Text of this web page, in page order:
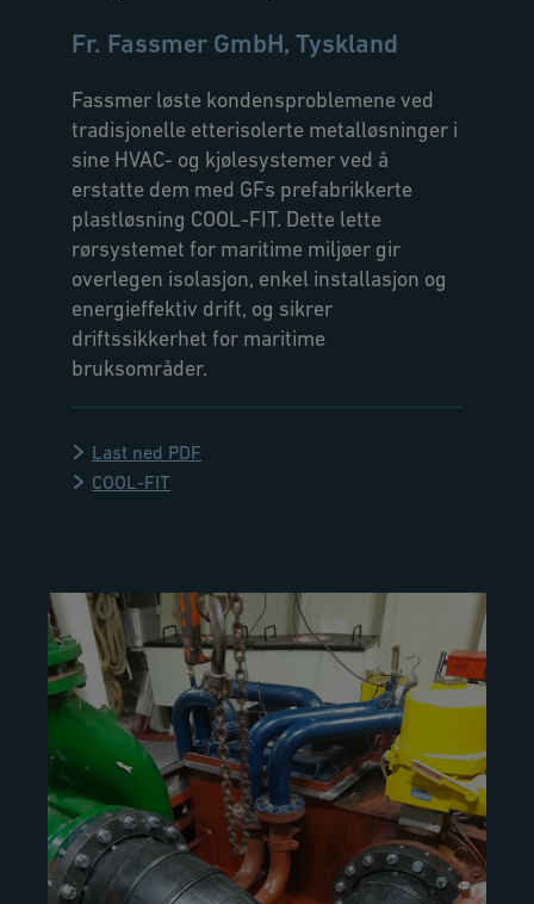
Fr. Fassmer GmbH, Tyskland
Fassmer løste kondensproblemene ved
tradisjonelle etterisolerte metalløsninger i
sine HVAC- og kjølesystemer ved å
erstatte dem med GFs prefabrikkerte
plastløsning COOL-FIT. Dette lette
rørsystemet for maritime miljøer gir
overlegen isolasjon, enkel installasjon og
energieffektiv drift, og sikrer
driftssikkerhet for maritime
bruksområder.
Last ned PDF
COOL-FIT